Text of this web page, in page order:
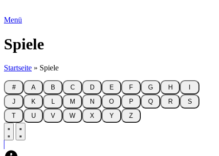
Menü
Spiele
Startseite » Spiele
# A B C D E F G H
J
K M N O P Q R
S
T
U V W X Y Z